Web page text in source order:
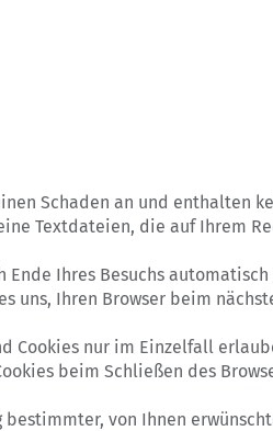
Schaden an und enthalten
Textdateien, die auf Ihrem
Ende Ihres Besuchs
uns, Ihren Browser beim
Cookies nur im Einzelfall
beim Schließen des
von Ihnen